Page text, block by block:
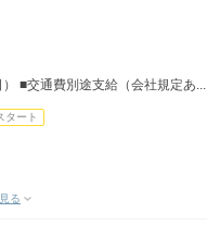
■交通費別途支給（会社規定あ...
タート
る